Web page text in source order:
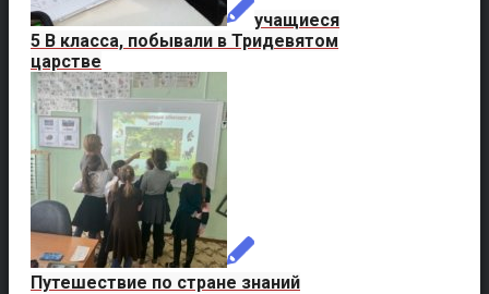
учащиеся
5 В класса, побывали в Тридевятом
царстве
Путешествие по стране знаний